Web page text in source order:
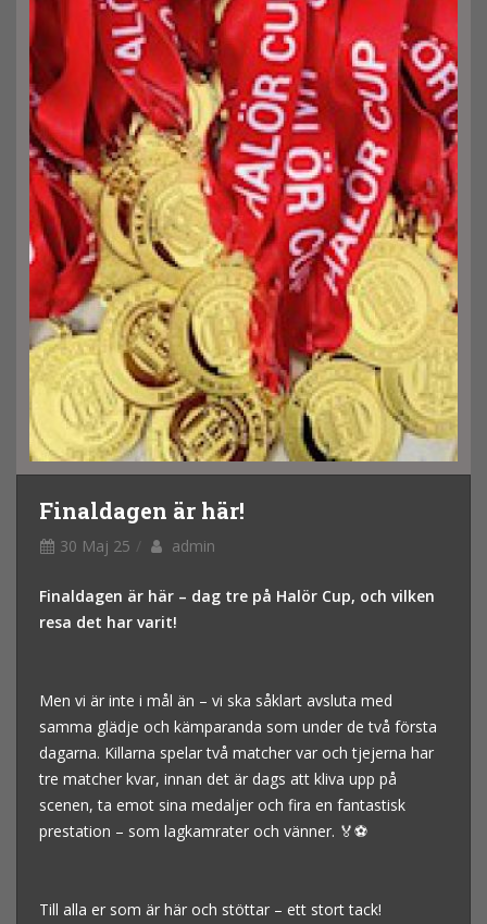
Finaldagen är här!
30 Maj 25 admin
Finaldagen är här – dag tre på Halör Cup, och vilken
resa det har varit!
Men vi är inte i mål än – vi ska såklart avsluta med
samma glädje och kämparanda som under de två första
dagarna. Killarna spelar två matcher var och tjejerna har
tre matcher kvar, innan det är dags att kliva upp på
scenen, ta emot sina medaljer och fira en fantastisk
prestation – som lagkamrater och vänner. 🏅⚽
Till alla er som är här och stöttar – ett stort tack!